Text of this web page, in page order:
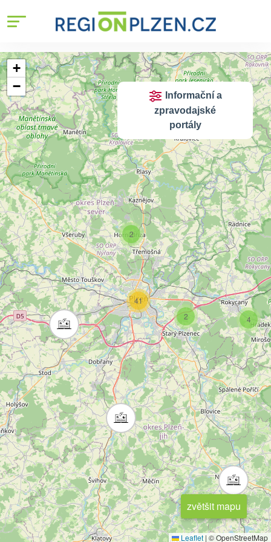
zvětšit mapu
4
2
2
41
+
−
Leaflet | © OpenStreetMap
Informační a
zpravodajské
portály